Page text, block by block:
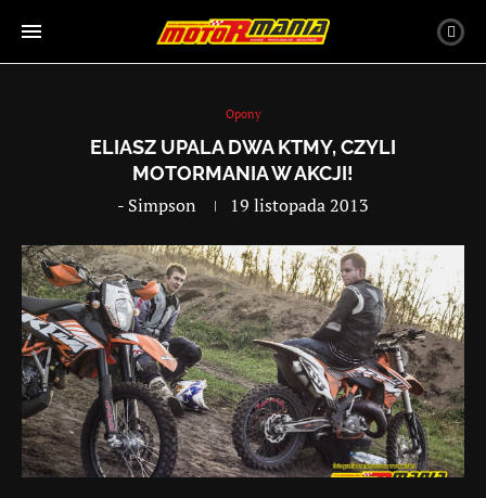
Opony
ELIASZ UPALA DWA KTMY, CZYLI
MOTORMANIA W AKCJI!
- Simpson 19 listopada 2013